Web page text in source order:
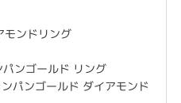
モンドリング
ンゴールド リング
パンゴールド ダイアモンド